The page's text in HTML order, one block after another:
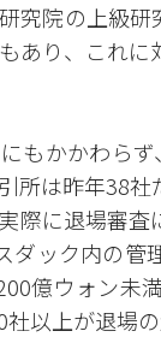
究院の上級
あり、これ
もかかわら
所は昨年38
際に退場審
ダック内の管
億ウォン未
以上が退場